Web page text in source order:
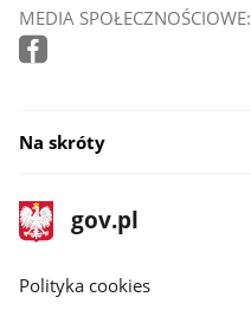
MEDIA SPOŁECZNOŚCIOWE:
Na skróty
stopka
gov.pl
Strona
gov.pl
gov.pl
Polityka cookies